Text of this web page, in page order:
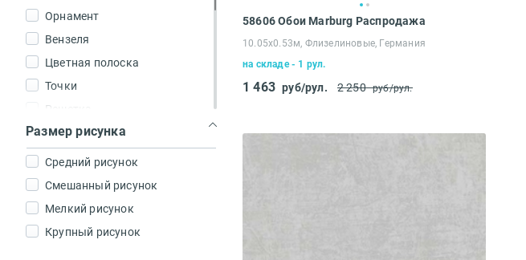
Орнамент
Вензеля
Цветная полоска
Точки
Решетка
Полоска
Квадраты
Штукатурка
Штрихи
Царапины
Размер рисунка
Средний рисунок
Смешанный рисунок
Мелкий рисунок
Крупный рисунок
58606 Обои Marburg Распродажа
10.05х0.53м, Флизелиновые, Германия
на складе - 1 рул.
1 463 руб/рул. 2 250 руб/рул.